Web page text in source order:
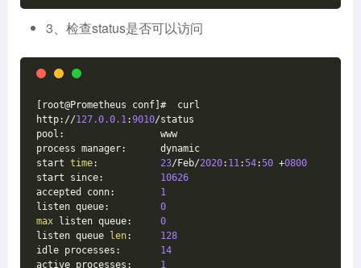
3、检查status是否可以访问
[root@Prometheus conf]#  curl
http://127.0.0.1:9010/status
pool:                 www
process manager:      dynamic
start time: 23/Feb/2020: 11:54:50 +0800
start since: 10626
accepted conn: 1
listen queue: 0
max listen queue: 0
listen queue
len: 128
idle processes: 14
active processes: 1